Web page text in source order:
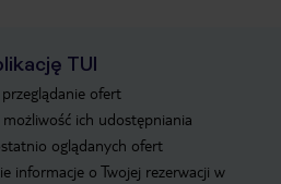
TUI
ofert
ich udostępniania
oglądanych ofert
informacje o Twojej rezerwacji w